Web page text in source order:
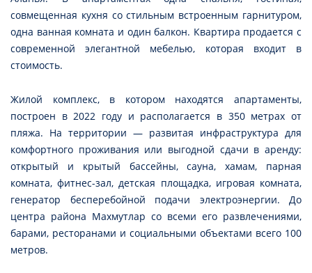
совмещенная кухня со стильным встроенным гарнитуром,
одна ванная комната и один балкон. Квартира продается с
современной элегантной мебелью, которая входит в
стоимость.
Жилой комплекс, в котором находятся апартаменты,
построен в 2022 году и располагается в 350 метрах от
пляжа. На территории — развитая инфраструктура для
комфортного проживания или выгодной сдачи в аренду:
открытый и крытый бассейны, сауна, хамам, парная
комната, фитнес-зал, детская площадка, игровая комната,
генератор бесперебойной подачи электроэнергии. До
центра района Махмутлар со всеми его развлечениями,
барами, ресторанами и социальными объектами всего 100
метров.